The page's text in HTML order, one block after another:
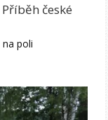
české
poli